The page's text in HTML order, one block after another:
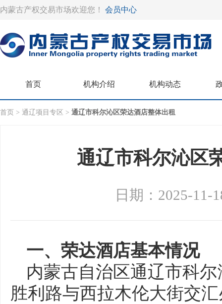
内蒙古产权交易市场欢迎您！ 会员中心
首页 机构介绍 机构动态
首页 > 通辽项目专区 > 通辽市科尔沁区荣达酒店整体出租
通辽市科尔沁区
日期：2025-
一、荣达酒店基本情况
内蒙古自治区通辽市科
胜利路与西拉木伦大街交